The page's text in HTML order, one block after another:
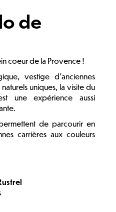
de
coeur de la Provence !
vestige d'anciennes
uniques, la visite du
une expérience aussi
de parcourir en
carrières aux couleurs